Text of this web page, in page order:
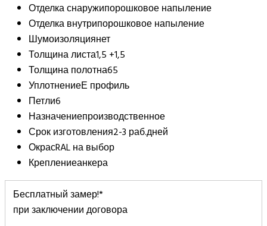
Отделка снаружипорошковое напыление
Отделка внутрипорошковое напыление
Шумоизоляциянет
Толщина листа1,5 +1,5
Толщина полотна65
УплотнениеЕ профиль
Петли6
Назначениепроизводственное
Срок изготовления2-3 раб.дней
ОкрасRAL на выбор
Креплениеанкера
Бесплатный замер!*
при заключении договора